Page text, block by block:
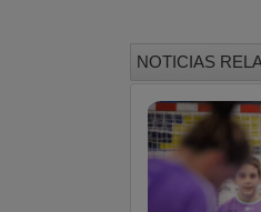
NOTICIAS